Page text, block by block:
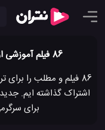
86 فیلم آموزشی از ترفند جالب برای سرگرمی کودکان
86 فیلم و مطلب را
اشتراک گذاشته ایم.
برای